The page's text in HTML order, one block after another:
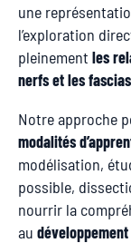
une
l’exploration
pleinement les
nerfs et les fascias
Notre approche
modalités
modélisation,
possible,
nourrir la
au